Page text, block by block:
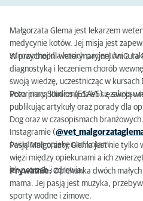
Małgorzata Glema jest lekarzem
medycynie kotów. Jej misja jest
zdrowotnej dla kocich pacjentów, a
W przychodni weterynaryjnej AniCura
diagnostyką i leczeniem chorób
swoją wiedzę, uczestnicząc w kursach
Veterinary Studies (ESAVS) z zakresu
Poza pracą kliniczną dzieli się swoją
publikując artykuły oraz porady dla
Dog oraz w czasopismach
Instagramie (
świadomą opiekę nad kotami.
Pasją Małgorzaty Glema jest nie
więzi między opiekunami a ich
ich potrzeb i zdrowia.
Prywatnie:Opiekunka dwóch
mama. Jej pasją jest muzyka,
sporty wodne i zimowe.